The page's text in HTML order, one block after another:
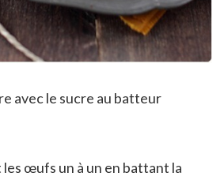
avec le sucre au batteur
les œufs un à un en battant la